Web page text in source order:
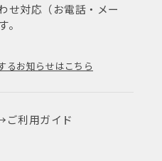
せ対応（お電話・メー
るお知らせはこちら
ご利用ガイド